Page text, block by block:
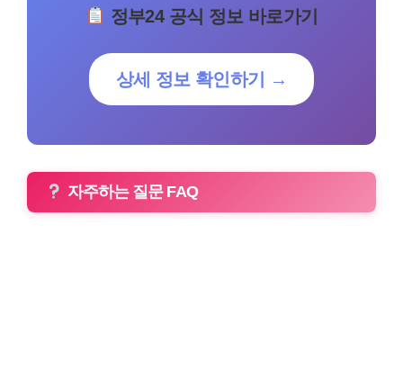
정부24 공식 정보 바로가기
상세 정보 확인하기 →
자주하는 질문 FAQ